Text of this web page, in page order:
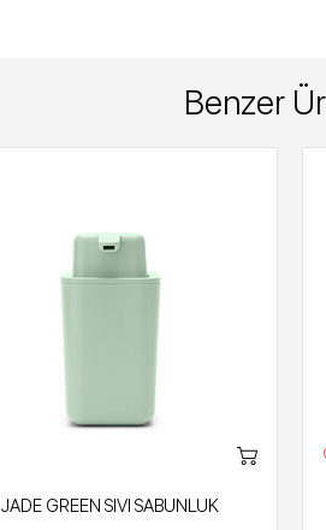
Benzer
JADE GREEN SIVI SABUNLUK